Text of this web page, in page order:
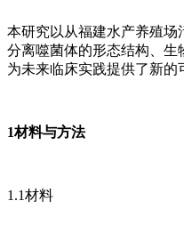
本研究以从福建水产养殖
分离噬菌体的形态结构、
为未来临床实践提供了新的
1材料与方法
1.1材料